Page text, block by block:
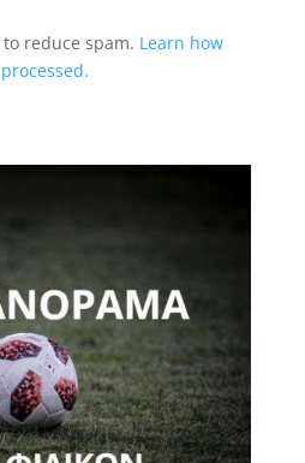
reduce spam. Learn how